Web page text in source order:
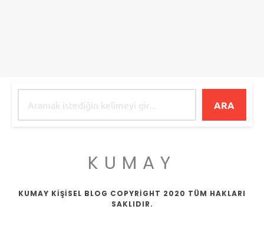
ARA
KUMAY
KUMAY KİŞİSEL BLOG COPYRİGHT 2020 TÜM HAKLARI
SAKLIDIR.